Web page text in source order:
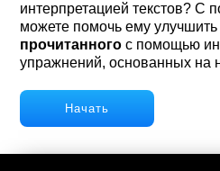
интерпретацией текстов? С
можете помочь ему улучшить
прочитанного с помощью
упражнений, основанных на
Начать